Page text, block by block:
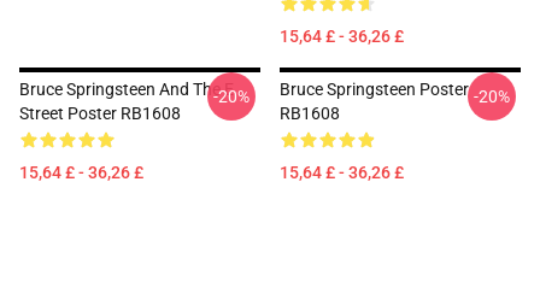
15,64 £ - 36,26 £
Bruce Springsteen And The E
Street Poster RB1608
15,64 £ - 36,26 £
-20%
Bruce Springsteen Poster
RB1608
15,64 £ - 36,26 £
-20%